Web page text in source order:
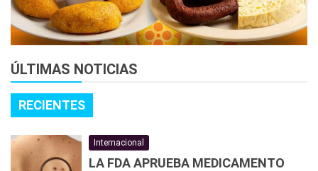
ÚLTIMAS NOTICIAS
RECIENTES
Internacional
LA FDA APRUEBA MEDICAMENTO